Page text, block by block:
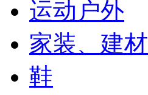
运动户外
家装、建材
鞋